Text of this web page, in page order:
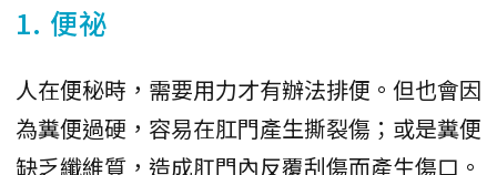
1. 便祕
人在便秘時，需要用力才有辦法排便。但也會因
為糞便過硬，容易在肛門產生撕裂傷；或是糞便
缺乏纖維質，造成肛門內反覆刮傷而產生傷口。